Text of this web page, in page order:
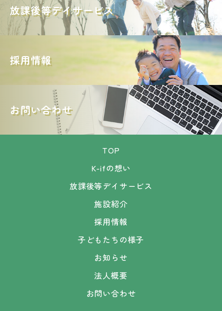
放課後等デイサービス
採用情報
お問い合わせ
TOP
K-ifの想い
放課後等デイサービス
施設紹介
採用情報
子どもたちの様子
お知らせ
法人概要
お問い合わせ